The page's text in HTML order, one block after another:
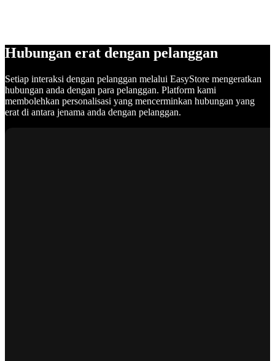
Hubungan erat dengan pelanggan
Setiap interaksi dengan pelanggan melalui EasyStore mengeratkan
hubungan anda dengan para pelanggan. Platform kami
membolehkan personalisasi yang mencerminkan hubungan yang
erat di antara jenama anda dengan pelanggan.